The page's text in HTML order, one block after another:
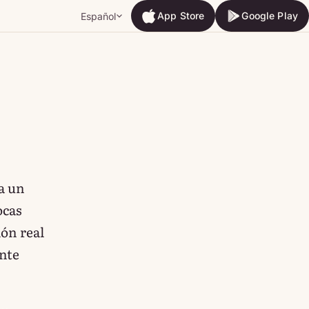
Español App Store
App Store
Google Play
Google Play
un
real